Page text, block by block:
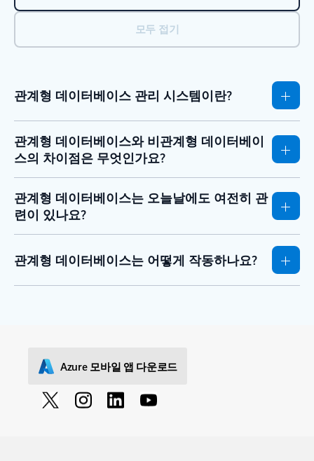
모두 접기
관계형 데이터베이스 관리 시스템이란?
관계형 데이터베이스와 비관계형 데이터베이
스의 차이점은 무엇인가요?
관계형 데이터베이스는 오늘날에도 여전히 관
련이 있나요?
관계형 데이터베이스는 어떻게 작동하나요?
Azure 모바일 앱 다운로드